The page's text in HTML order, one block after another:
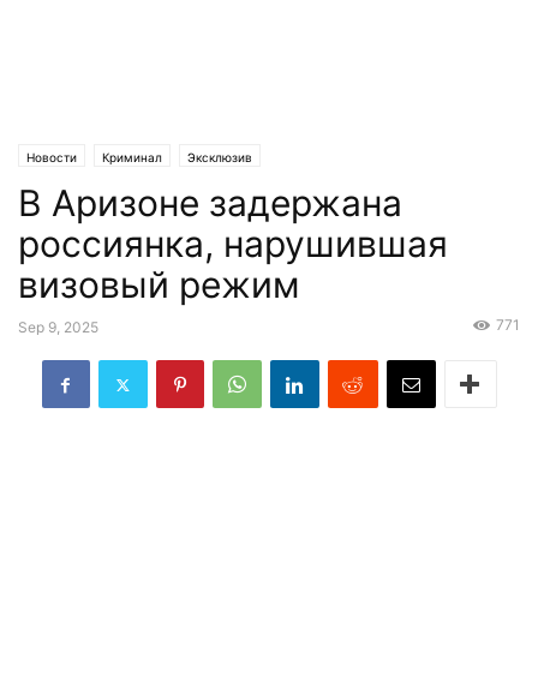
Новости Криминал Эксклюзив
В Аризоне задержана
россиянка, нарушившая
визовый режим
Sep 9, 2025 771